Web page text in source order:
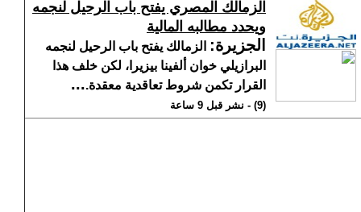
الزمالك المصري يفتح باب الرحيل لنجمه
ويحدد مطالبه المالية
الجزيرة:
الزمالك يفتح باب الرحيل لنجمه
البرازيلي خوان ألفينا بيزيرا، لكن خلف هذا
القرار تكمن شروط تعاقدية معقدة....
(9) - نشر قبل 9 ساعة